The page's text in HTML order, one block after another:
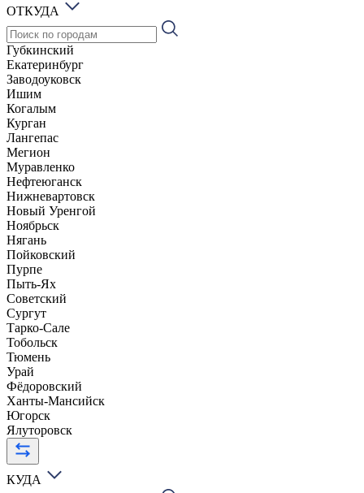
ОТКУДА
Губкинский
Екатеринбург
Заводоуковск
Ишим
Когалым
Курган
Лангепас
Мегион
Муравленко
Нефтеюганск
Нижневартовск
Новый Уренгой
Ноябрьск
Нягань
Пойковский
Пурпе
Пыть-Ях
Советский
Сургут
Тарко-Сале
Тобольск
Тюмень
Урай
Фёдоровский
Ханты-Мансийск
Югорск
Ялуторовск
КУДА